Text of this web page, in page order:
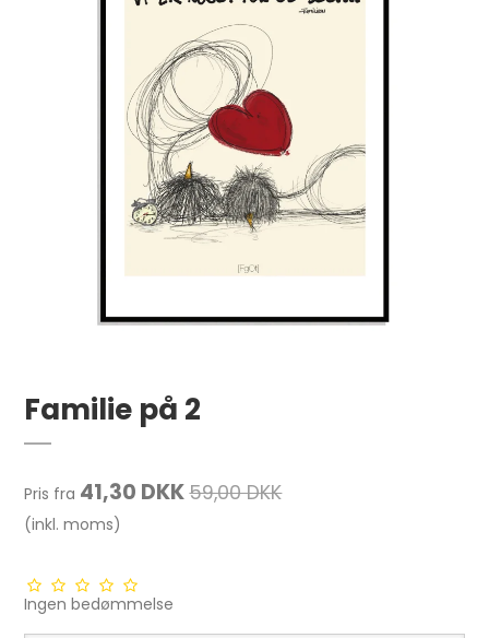
Familie på 2
Pris fra 41,30 DKK59,00 DKK
(inkl. moms)
Ingen bedømmelse